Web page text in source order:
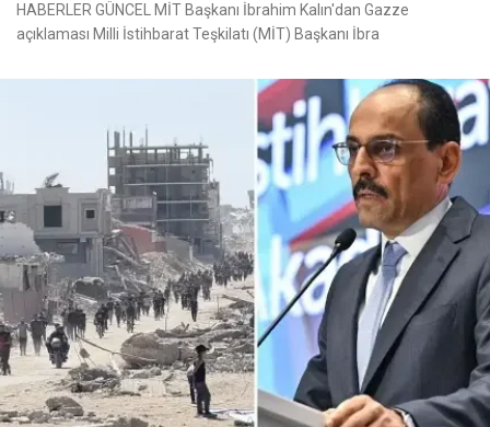
HABERLER GÜNCEL MİT Başkanı İbrahim Kalın'dan Gazze
açıklaması Milli İstihbarat Teşkilatı (MİT) Başkanı İbra